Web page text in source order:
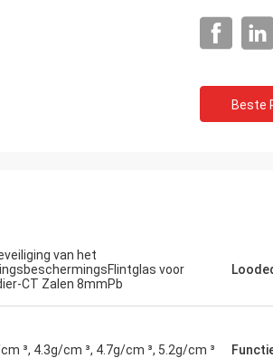
Beste
van het
voor
CT Zalen 8mmPb
³, 4.3g/cm ³, 4.7g/cm ³, 5.2g/cm ³